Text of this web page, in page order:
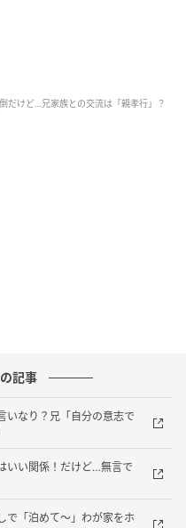
ている気がします。結
だけど…兄家族との交流は「親孝行」？
記事
いなり？兄「自分の意志で
いい関係！だけど…無言で
で「泊めて～」わが家をホ